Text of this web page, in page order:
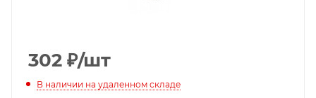
302 ₽/шт
В наличии на удаленном складе